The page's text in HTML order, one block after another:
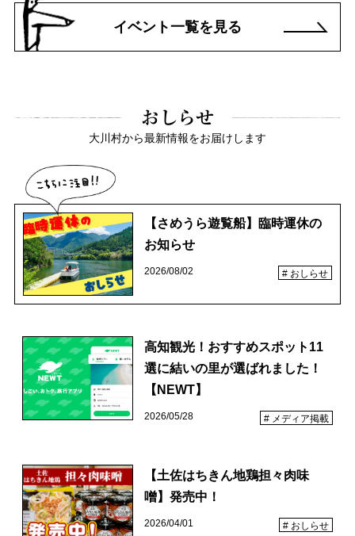
イベント一覧を見る
おしらせ
大川村から最新情報をお届けします
【さめうら遊覧船】臨時運休の
お知らせ
2026/08/02 おしらせ
高知観光！おすすめスポット11
選に結いの里が選ばれました！
【NEWT】
2026/05/28 メディア掲載
【土佐はちきん地鶏担々肉味
噌】発売中！
2026/04/01 おしらせ